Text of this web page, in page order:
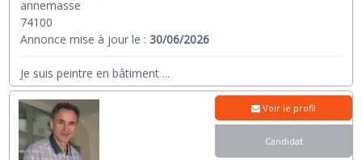
annemasse
74100
Annonce mise à jour le :30/06/2026
Je suis peintre en bâtiment ...
Voir le profil
Candidat